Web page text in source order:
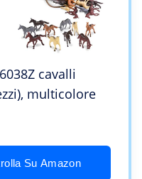
cavalli
multicolore
Su Amazon